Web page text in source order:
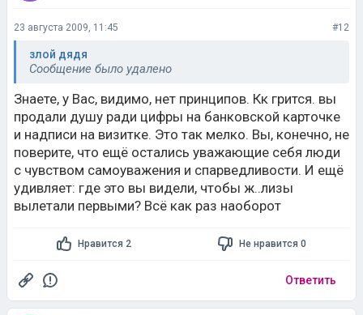
23 августа 2009, 11:45 #12
злой дядя
Сообщение было удалено
Знаете, у Вас, видимо, нет принципов. Кк грится. вы
продали душу ради цифры на банковской карточке
и надписи на визитке. Это так мелко. Вы, конечно, не
поверите, что ещё остались уважающие себя люди
с чувством самоуважения и спарведливости. И ещё
удивляет: где это вы видели, чтобы ж..лизы
вылетали первыми? Всё как раз наоборот
Нравится 2 Не нравится 0
Ответить